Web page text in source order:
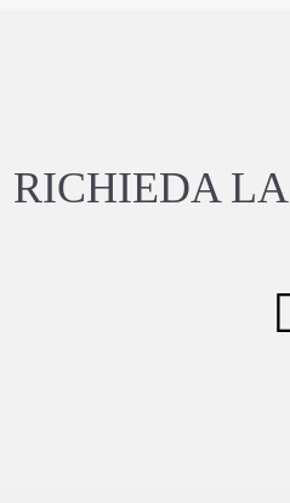
RICHIEDA LA